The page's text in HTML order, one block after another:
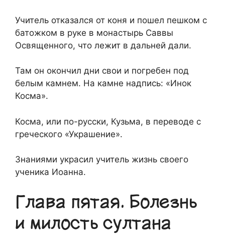
Учитель отказался от коня и пошел пешком с
батожком в руке в монастырь Саввы
Освященного, что лежит в дальней дали.
Там он окончил дни свои и погребен под
белым камнем. На камне надпись: «Инок
Косма».
Косма, или по-русски, Кузьма, в переводе с
греческого «Украшение».
Знаниями украсил учитель жизнь своего
ученика Иоанна.
Глава пятая. Болезнь
и милость султана